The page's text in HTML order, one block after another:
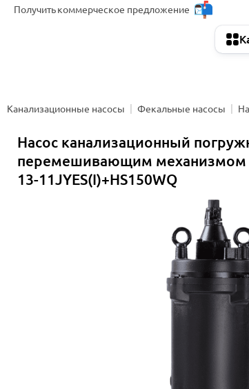
Получитькоммерческое предложение
Канализационные насосы Фекальные насосы
Насос канализационный
перемешивающим механизмом
13-11JYES(I)+HS150WQ